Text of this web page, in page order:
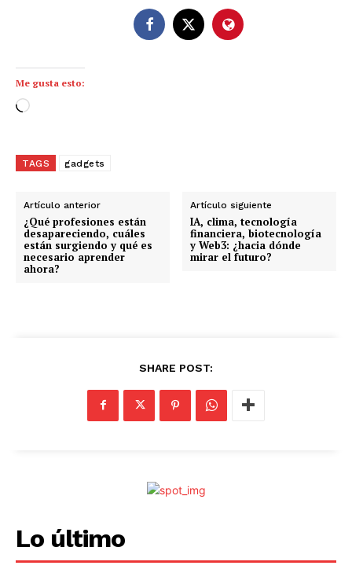
Me gusta esto:
C
g
n
d
o
.
.
TAGS gadgets
Artículo anterior
¿Qué profesiones están
desapareciendo, cuáles
están surgiendo y qué es
necesario aprender
ahora?
Artículo siguiente
IA, clima, tecnología
financiera, biotecnología
y Web3: ¿hacia dónde
mirar el futuro?
SHARE POST:
Lo último